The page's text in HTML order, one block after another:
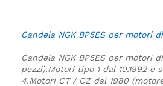
Candela NGK BP5ES per motori
Candela NGK BP5ES per motori
pezzi).Motori tipo 1 dal 10.1992 e
4.Motori CT / CZ dal 1980